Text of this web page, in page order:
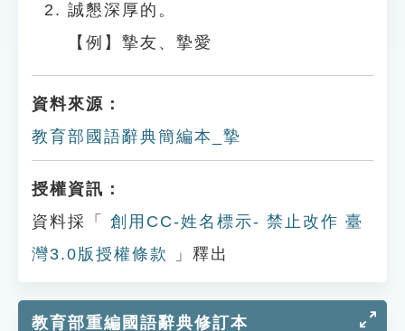
誠懇深厚的。
【例】摯友、摯愛
資料來源：
教育部國語辭典簡編本_摯
授權資訊：
資料採「
創用CC-姓名標示- 禁止改作 臺
灣3.0版授權條款
」釋出
教育部重編國語辭典修訂本